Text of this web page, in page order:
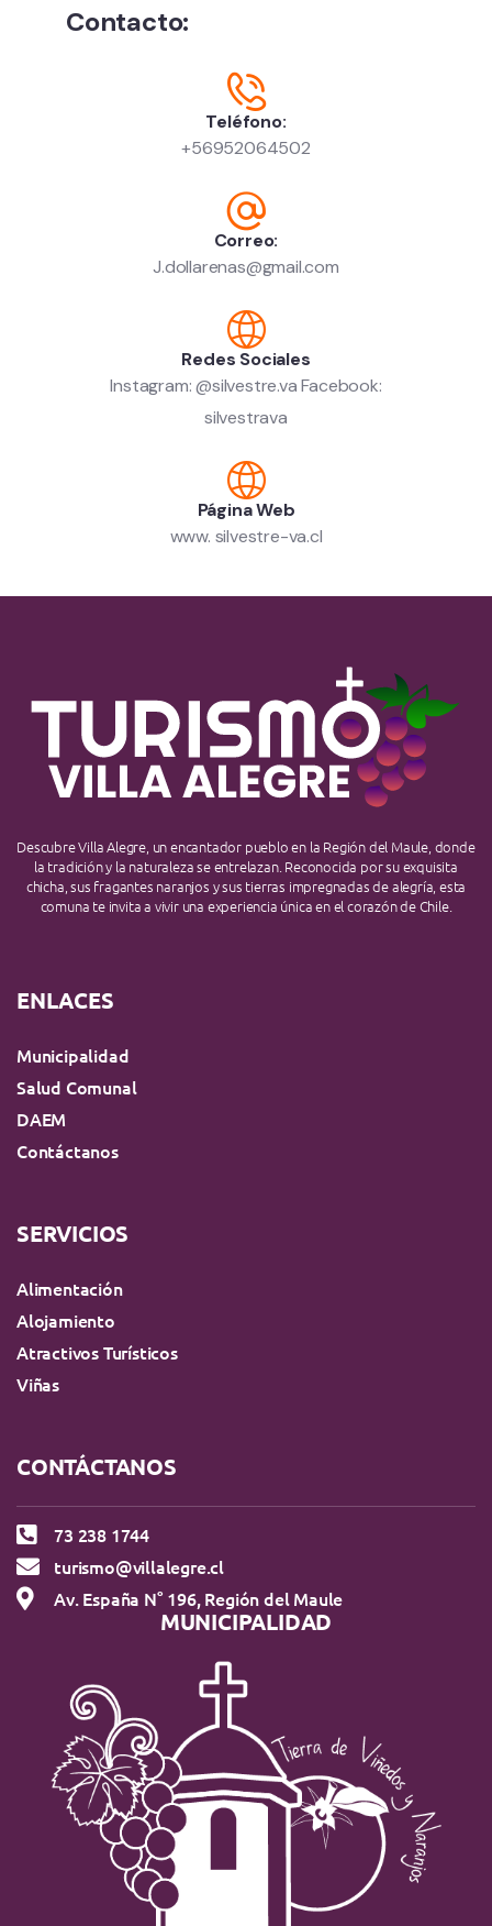
Contacto:
Teléfono:
+56952064502
Correo:
J.dollarenas@gmail.com
Redes Sociales
Instagram: @silvestre.va Facebook:
silvestrava
Página Web
www. silvestre-va.cl
Descubre Villa Alegre, un encantador pueblo en la Región del Maule, donde
la tradición y la naturaleza se entrelazan. Reconocida por su exquisita
chicha, sus fragantes naranjos y sus tierras impregnadas de alegría, esta
comuna te invita a vivir una experiencia única en el corazón de Chile.
ENLACES
Municipalidad
Salud Comunal
DAEM
Contáctanos
SERVICIOS
Alimentación
Alojamiento
Atractivos Turísticos
Viñas
CONTÁCTANOS
73 238 1744
turismo@villalegre.cl
Av. España N° 196, Región del Maule
MUNICIPALIDAD